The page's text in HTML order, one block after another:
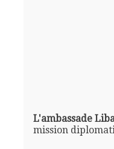
L'ambassade
mission